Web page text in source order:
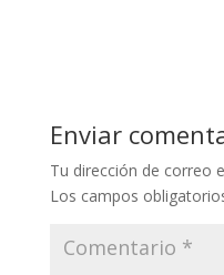
A
p
p
o
o
k
Enviar
Tu dirección de correo
Los campos